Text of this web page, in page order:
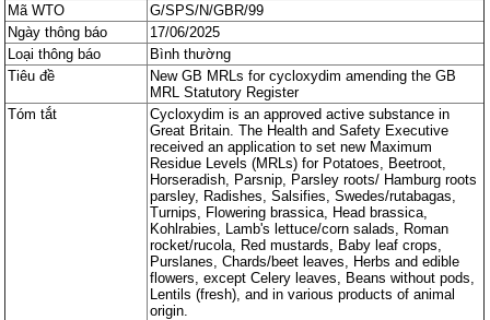
Mã WTO
G/SPS/N/GBR/99
Ngày thông báo
17/06/2025
Loại thông báo
Bình thường
Tiêu đề
New GB MRLs for cycloxydim amending the GB
MRL Statutory Register
Tóm tắt
Cycloxydim is an approved active substance in
Great Britain. The Health and Safety Executive
received an application to set new Maximum
Residue Levels (MRLs) for Potatoes, Beetroot,
Horseradish, Parsnip, Parsley roots/ Hamburg roots
parsley, Radishes, Salsifies, Swedes/rutabagas,
Turnips, Flowering brassica, Head brassica,
Kohlrabies, Lamb's lettuce/corn salads, Roman
rocket/rucola, Red mustards, Baby leaf crops,
Purslanes, Chards/beet leaves, Herbs and edible
flowers, except Celery leaves, Beans without pods,
Lentils (fresh), and in various products of animal
origin.